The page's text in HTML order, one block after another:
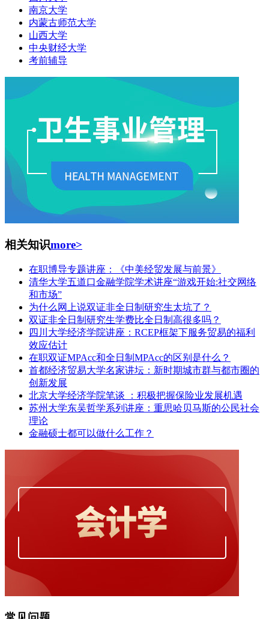
南京大学
内蒙古师范大学
山西大学
中央财经大学
考前辅导
相关知识more>
在职博导专题讲座：《中美经贸发展与前景》
清华大学五道口金融学院学术讲座“游戏开始:社交网络
和市场”
为什么网上说双证非全日制研究生太坑了？
双证非全日制研究生学费比全日制高很多吗？
四川大学经济学院讲座：RCEP框架下服务贸易的福利
效应估计
在职双证MPAcc和全日制MPAcc的区别是什么？
首都经济贸易大学名家讲坛：新时期城市群与都市圈的
创新发展
北京大学经济学院笔谈 ：积极把握保险业发展机遇
苏州大学东吴哲学系列讲座：重思哈贝马斯的公民社会
理论
金融硕士都可以做什么工作？